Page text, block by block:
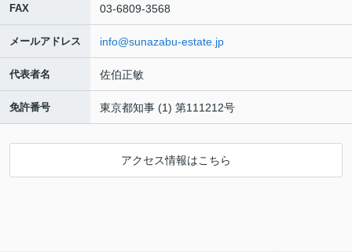
FAX 03-6809-3568
メールアドレス info@sunazabu-estate.jp
代表者名 佐伯正敏
免許番号 東京都知事 (1) 第111212号
アクセス情報はこちら